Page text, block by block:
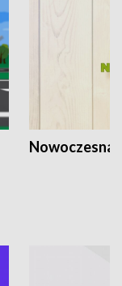
Nowoczesna